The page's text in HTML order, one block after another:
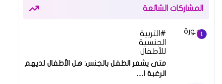
المشاركات الشائعة
التربية
الجنسية
للأطفال
متى يشعر الطفل بالجنس: هل الأطفال لديهم
الرغبة ا…